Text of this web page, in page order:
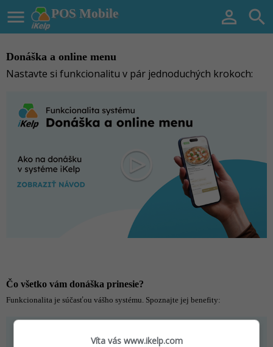
POS Mobile
  
Donáška a online menu
Nastavte si funkcionalitu v pár jednoduchých krokoch:
Čo všetko vám donáška prinesie?
Funkcionalita je súčasťou vášho systému. Spoznajte jej benefity:
Víta vás www.ikelp.com